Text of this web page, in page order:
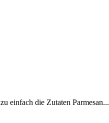
einfach die Zutaten Parmesan...